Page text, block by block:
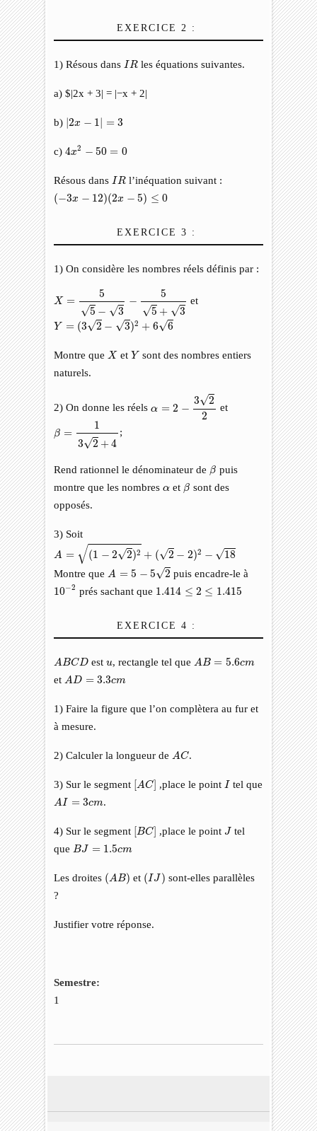
EXERCICE 2 :
1) Résous dans I R
IR les équations suivantes.
a) $|2x + 3| = |−x + 2|
b) |2x − 1 | = 3
|2 = 3
c)4x2 − 50 = 0
4 2 50=
Résous dans I R
IR l’inéquation suivant :
(−3x − 12)(2x − 5) ≤ 0
( 3x 12)(2x− 0
EXERCICE 3 :
1) On considère les nombres réels définis par :
X =
5
√5 − √3
−
5
√5 + √3
5
et
Y = (3√2 − √3)2 + 6√6
Y 2− 3)2 6
Montre queX
Xet Y
Ysont des nombres entiers
naturels.
2) On donne les réelsα = 2 −
3√2
2
et
β =
1
3√2 +4
4
;
Rend rationnel le dénominateur de β
β puis
montre que les nombresα
α et β
β sont des
opposés.
3) Soit
A = √(1 − 2√2)2 + (√2 − 2)2 − √18
A 22)2+(2−2)2
Montre que A = 5 − 5√2 puis encadre-le à
10−2
10 −2
prés sachant que 1.414 ≤ 2 ≤ 1.415
1.414 ≤2 ≤1.415
EXERCICE 4 :
ABCD
A BCD estu
u, rectangle tel que AB = 5.6cm
A B= 5.6 cm
et AD = 3.3cm
A D= 3.3 cm
1) Faire la figure que l’on complètera au fur et
à mesure.
2) Calculer la longueur de AC
A C.
3) Sur le segment [AC]
[ A C] ,place le point II tel que
AI = 3cm
A I= m .
4) Sur le segment [BC]
[BC] ,place le point J
J tel
que BJ = 1.5cm
BJ= 1.5c m
Les droites (AB)
( A B) et (I J )
( IJ )
sont-elles parallèles
?
Justifier votre réponse.
Semestre:
1